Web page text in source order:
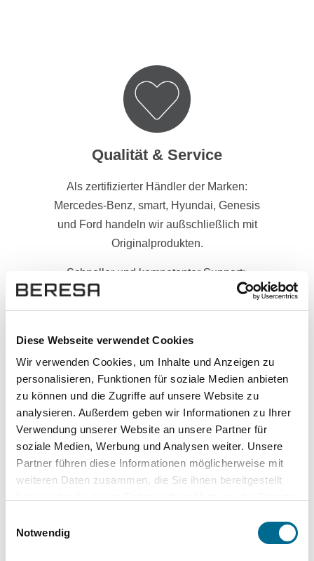
Diese Webseite verwendet Cookies
Wir verwenden Cookies, um Inhalte und Anzeigen zu
personalisieren, Funktionen für soziale Medien anbieten
zu können und die Zugriffe auf unsere Website zu
analysieren. Außerdem geben wir Informationen zu Ihrer
Verwendung unserer Website an unsere Partner für
soziale Medien, Werbung und Analysen weiter. Unsere
Partner führen diese Informationen möglicherweise mit
weiteren Daten zusammen, die Sie ihnen bereitgestellt
Cookies, wenn Sie unsere Webseite weiterhin nutzen.
Notwendig
Qualität & Service
Als zertifizierter Händler der Marken:
Mercedes-Benz, smart, Hyundai, Genesis
und Ford handeln wir außschließlich mit
Originalprodukten.
Schneller und kompetenter Support:
Daten.